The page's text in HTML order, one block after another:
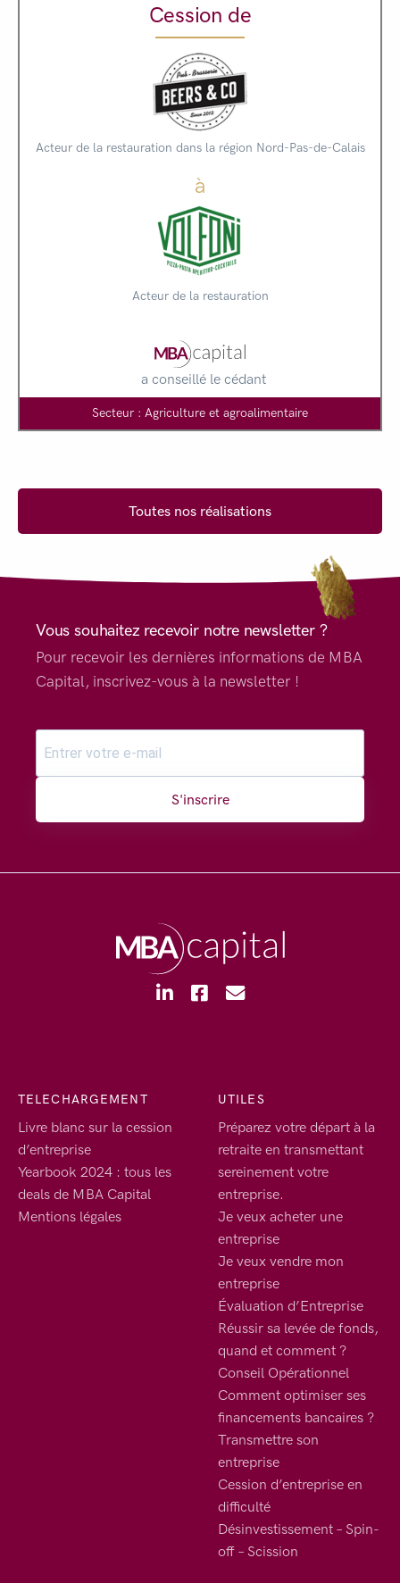
Cession de
Acteur de la restauration dans la région Nord-Pas-de-Calais
à
Acteur de la restauration
a conseillé le cédant
Secteur : Agriculture et agroalimentaire
Toutes nos réalisations
Vous souhaitez recevoir notre newsletter ?
Pour recevoir les dernières informations de MBA
Capital, inscrivez-vous à la newsletter !
S'inscrire
TELECHARGEMENT
Livre blanc sur la cession
d’entreprise
Yearbook 2024 : tous les
deals de MBA Capital
Mentions légales
UTILES
Préparez votre départ à la
retraite en transmettant
sereinement votre
entreprise.
Je veux acheter une
entreprise
Je veux vendre mon
entreprise
Évaluation d’Entreprise
Réussir sa levée de fonds,
quand et comment ?
Conseil Opérationnel
Comment optimiser ses
financements bancaires ?
Transmettre son
entreprise
Cession d’entreprise en
difficulté
Désinvestissement – Spin-
off – Scission